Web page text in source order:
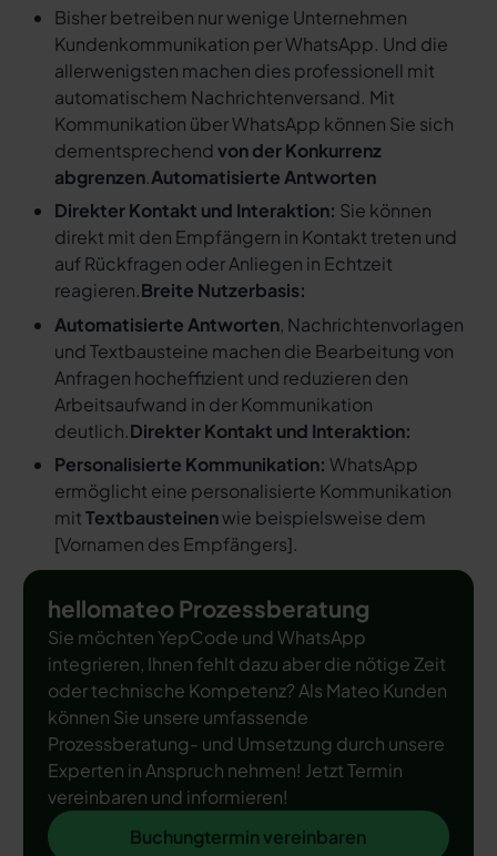
Bisher betreiben nur wenige Unternehmen
Kundenkommunikation per WhatsApp. Und die
allerwenigsten machen dies professionell mit
automatischem Nachrichtenversand. Mit
Kommunikation über WhatsApp können Sie sich
dementsprechendvon der Konkurrenz
abgrenzen.Automatisierte Antworten
Direkter Kontakt und Interaktion: Sie können
direkt mit den Empfängern in Kontakt treten und
auf Rückfragen oder Anliegen in Echtzeit
reagieren.Breite Nutzerbasis:
Automatisierte Antworten, Nachrichtenvorlagen
und Textbausteine machen die Bearbeitung von
Anfragen hocheffizient und reduzieren den
Arbeitsaufwand in der Kommunikation
deutlich.Direkter Kontakt und Interaktion:
Personalisierte Kommunikation: WhatsApp
ermöglicht eine personalisierte Kommunikation
mitTextbausteinenwie beispielsweise dem
[Vornamen des Empfängers].
hellomateo Prozessberatung
Sie möchten YepCode und WhatsApp
integrieren, Ihnen fehlt dazu aber die nötige Zeit
oder technische Kompetenz? Als Mateo Kunden
können Sie unsere umfassende
Prozessberatung- und Umsetzung durch unsere
Experten in Anspruch nehmen! Jetzt Termin
vereinbaren und informieren!
Buchungtermin vereinbaren
Buchungtermin vereinbaren